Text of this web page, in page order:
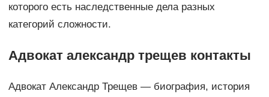
которого есть наследственные дела разных
категорий сложности.
Адвокат александр трещев контакты
Адвокат Александр Трещев — биография, история